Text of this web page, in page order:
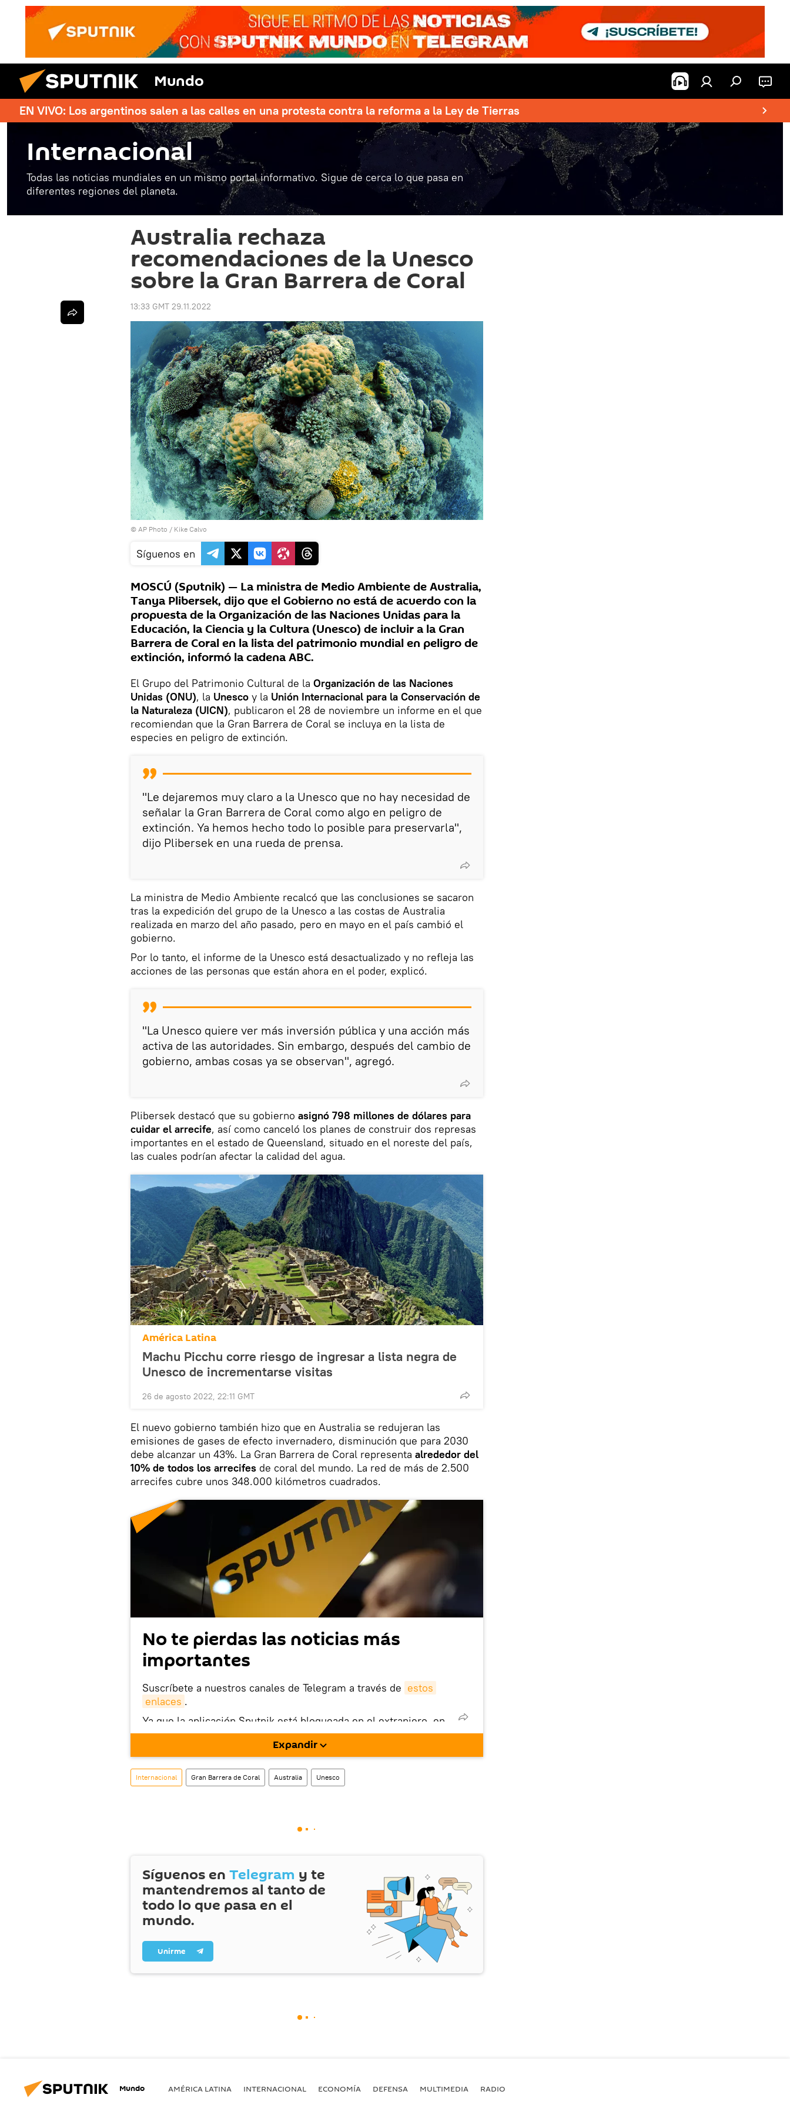
Mundo
EN VIVO: Los argentinos salen a las calles en una protesta contra la reforma a la Ley de Tierras
Internacional
Todas las noticias mundiales en un mismo portal informativo. Sigue de cerca lo que pasa en
diferentes regiones del planeta.
Australia rechaza
recomendaciones de la Unesco
sobre la Gran Barrera de Coral
13:33 GMT 29.11.2022
© AP Photo / Kike Calvo
Síguenos en
MOSCÚ (Sputnik) — La ministra de Medio Ambiente de Australia,
Tanya Plibersek, dijo que el Gobierno no está de acuerdo con la
propuesta de la Organización de las Naciones Unidas para la
Educación, la Ciencia y la Cultura (Unesco) de incluir a la Gran
Barrera de Coral en la lista del patrimonio mundial en peligro de
extinción, informó la cadena ABC.
El Grupo del Patrimonio Cultural de la Organización de las Naciones
Unidas (ONU), la Unesco y la Unión Internacional para la Conservación de
la Naturaleza (UICN), publicaron el 28 de noviembre un informe en el que
recomiendan que la Gran Barrera de Coral se incluya en la lista de
especies en peligro de extinción.
"Le dejaremos muy claro a la Unesco que no hay necesidad de
señalar la Gran Barrera de Coral como algo en peligro de
extinción. Ya hemos hecho todo lo posible para preservarla",
dijo Plibersek en una rueda de prensa.
La ministra de Medio Ambiente recalcó que las conclusiones se sacaron
tras la expedición del grupo de la Unesco a las costas de Australia
realizada en marzo del año pasado, pero en mayo en el país cambió el
gobierno.
Por lo tanto, el informe de la Unesco está desactualizado y no refleja las
acciones de las personas que están ahora en el poder, explicó.
"La Unesco quiere ver más inversión pública y una acción más
activa de las autoridades. Sin embargo, después del cambio de
gobierno, ambas cosas ya se observan", agregó.
Plibersek destacó que su gobierno asignó 798 millones de dólares para
cuidar el arrecife, así como canceló los planes de construir dos represas
importantes en el estado de Queensland, situado en el noreste del país,
las cuales podrían afectar la calidad del agua.
América Latina
Machu Picchu corre riesgo de ingresar a lista negra de
Unesco de incrementarse visitas
26 de agosto 2022, 22:11 GMT
El nuevo gobierno también hizo que en Australia se redujeran las
emisiones de gases de efecto invernadero, disminución que para 2030
debe alcanzar un 43%. La Gran Barrera de Coral representa alrededor del
10% de todos los arrecifes de coral del mundo. La red de más de 2.500
arrecifes cubre unos 348.000 kilómetros cuadrados.
No te pierdas las noticias más
importantes
Suscríbete a nuestros canales de Telegram a través de estos
enlaces .
Ya que la aplicación Sputnik está bloqueada en el extranjero, en
este enlace puedes descargarla e instalarla en tu dispositivo
También tenemos una cuenta en la red social rusa VK
Expandir
Internacional Gran Barrera de Coral Australia Unesco
Síguenos en Telegram y te
mantendremos al tanto de
todo lo que pasa en el
mundo.
Unirme
Mundo AMÉRICA LATINA INTERNACIONAL ECONOMÍA DEFENSA MULTIMEDIA RADIO